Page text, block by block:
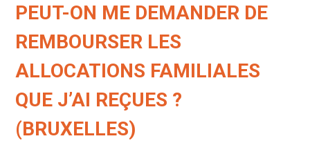
PEUT-ON ME DEMANDER DE
REMBOURSER LES
ALLOCATIONS FAMILIALES
QUE J’AI REÇUES ?
(BRUXELLES)